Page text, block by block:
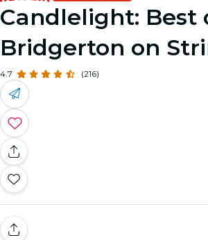
Candlelight: Best
Bridgerton on
4.7 (216)